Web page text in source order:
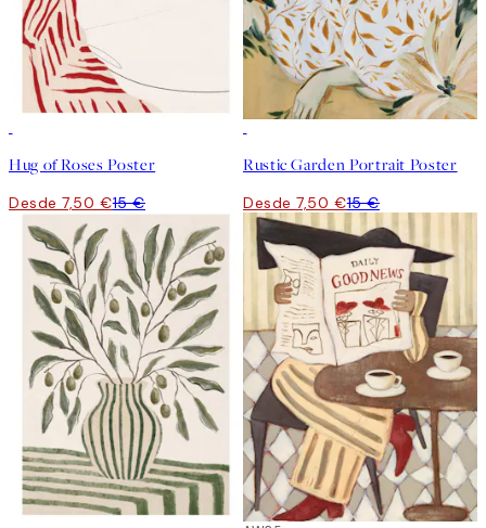
Hug of Roses Poster
Desde 7,50 €15 €
Rustic Garden Portrait Poster
Desde 7,50 €15 €